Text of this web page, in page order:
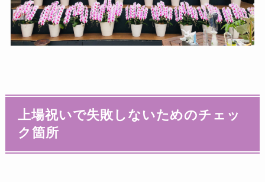
上場祝いで失敗しないためのチェッ
ク箇所